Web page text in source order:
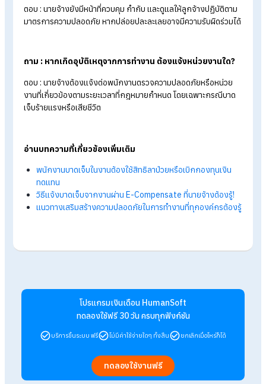
นายจ้างมีหน้าที่ต้องปฏิบัติตามมาตรการด้านความปลอดภัยอย่าง
เคร่งครัด หากละเลยอาจถูกสั่งปรับ ระงับการดำเนินงาน หรือมีคว
อ้างอิง :กฎหมายความปลอดภัย อาชีวอนามัย และสภาพแวดล้อม
การทํางาน
ปลอดภัย”
ถาม : กฎหมายความปลอดภัยในการทำงาน บังคับใช้กับธุรกิ
ทุกประเภท ทั้งโรงงาน สำนักงาน ร้านอาหาร ธุรกิจบริการ งาน
ถาม : หากบริษัทมีพนักงานไม่กี่คน ต้องมีเจ้าหน้าที่ความ
ปลอดภัย (จป.) หรือไม่?
ตอบ : ขึ้นอยู่กับประเภทกิจการและจำนวนลูกจ้าง โดยบางกิจการ
พนักงานไม่มาก ก็อาจต้องแต่งตั้งเจ้าหน้าที่ความปลอดภัยตามที่